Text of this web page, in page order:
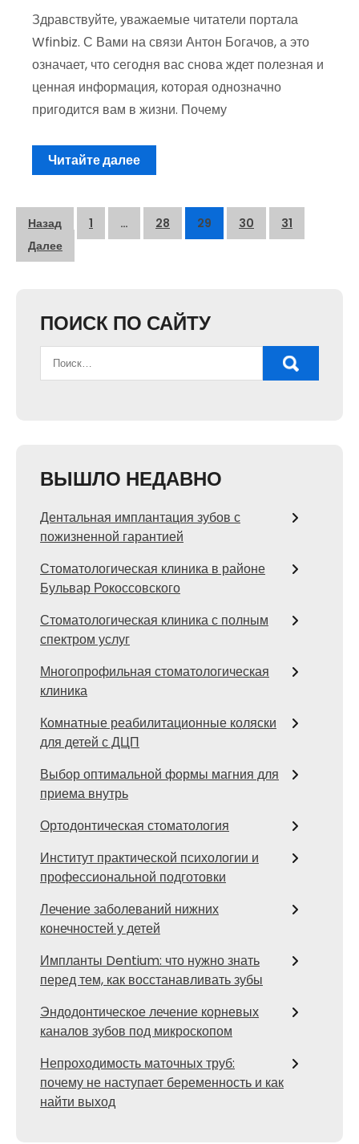
Здравствуйте, уважаемые читатели портала
Wfinbiz. С Вами на связи Антон Богачов, а это
означает, что сегодня вас снова ждет полезная и
ценная информация, которая однозначно
пригодится вам в жизни. Почему
Читайте далее
Пагинация
записей
Назад 1 … 28 29 30
31
Далее
ПОИСК ПО САЙТУ
ВЫШЛО НЕДАВНО
Дентальная имплантация зубов с
пожизненной гарантией
Стоматологическая клиника в районе
Бульвар Рокоссовского
Стоматологическая клиника с полным
спектром услуг
Многопрофильная стоматологическая
клиника
Комнатные реабилитационные коляски
для детей с ДЦП
Выбор оптимальной формы магния для
приема внутрь
Ортодонтическая стоматология
Институт практической психологии и
профессиональной подготовки
Лечение заболеваний нижних
конечностей у детей
Импланты Dentium: что нужно знать
перед тем, как восстанавливать зубы
Эндодонтическое лечение корневых
каналов зубов под микроскопом
Непроходимость маточных труб:
почему не наступает беременность и как
найти выход